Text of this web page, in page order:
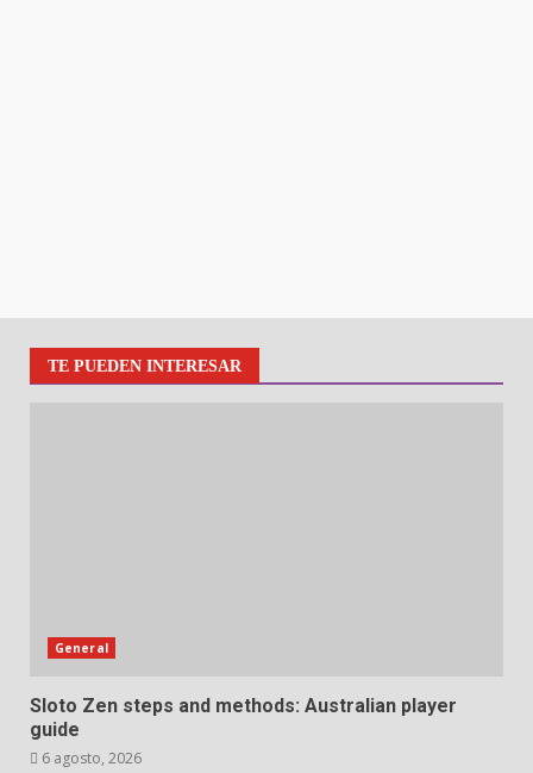
TE PUEDEN INTERESAR
General
Sloto Zen steps and methods: Australian player
guide
6 agosto, 2026